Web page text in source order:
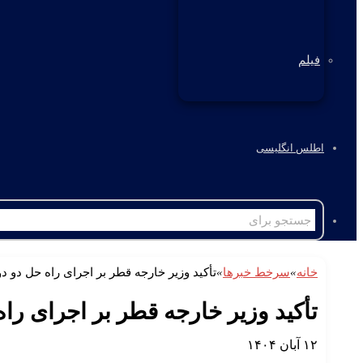
فیلم
اطلس انگلیسی
خانه»سرخط خبرها»تأکید وزیر خارجه قطر بر اجرای راه حل دو
تأکید وزیر خارجه قطر بر اجرای
۱۲ آبان ۱۴۰۴